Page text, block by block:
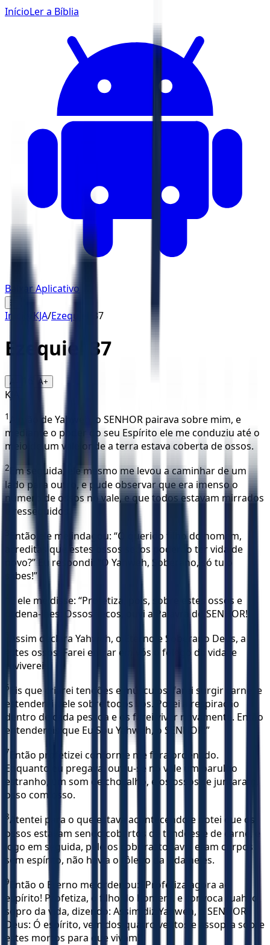
InícioLer a Bíblia
Baixar Aplicativo
☰
Início KJA/Ezequiel 37
Ezequiel 37
A- A+
KJA
1A mão de Yahweh, o SENHOR pairava sobre mim, e
mediante o poder do seu Espírito ele me conduziu até o
meio de um vale onde a terra estava coberta de ossos.
2
Em seguida, ele mesmo me levou a caminhar de um
lado para outro, e pude observar que era imenso o
número de ossos no vale, e que todos estavam mirrados
e ressequidos.
Então ele me indagou: “Ó querido filho do homem,
acreditas que estes ossos secos poderão ter vida de
novo?” Eu respondi: “Ó Yahweh, Soberano, só tu o
sabes!”
E ele me disse: “Profetiza, pois, sobre estes ossos e
ordena-lhes: Ossos secos, ouvi a Palavra do SENHOR!
Assim declara Yahweh, o Eterno e Soberano Deus, a
estes ossos: Farei entrar em vós o fôlego da vida, e
revivereis.
6 Eis que criarei tendões e músculos, farei surgir carne, e
estenderei pele sobre todos vós. Porei a respiração
dentro de cada pessoa e os farei viver novamente. Então
entendereis que Eu Sou Yahweh, o SENHOR.”
7
Então profetizei conforme me fora ordenado.
Enquanto eu pregava, ouviu-se no vale um barulho
estranho, um som de chocalho, e os ossos se juntaram,
osso com osso.
8Atentei para o que estava acontecendo e notei que os
ossos estavam sendo cobertos de tendões e de carne, e
logo em seguida, pele os cobrira; todavia eram corpos
sem espírito, não havia o fôlego da vida neles.
9
Então o Eterno me ordenou: “Profetiza agora ao
espírito! Profetiza, ó filho do homem, e convoca ruah, o
sopro da vida, dizendo: Assim diz Yahweh, o SENHOR
Deus: Ó espírito, vem dos quatro ventos e assopra sobre
estes mortos para que vivam!”